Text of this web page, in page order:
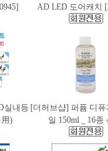
AD LED 도어캐치
실내등
用)
[더허브샵] 퍼퓸 디
일 150ml _ 16종